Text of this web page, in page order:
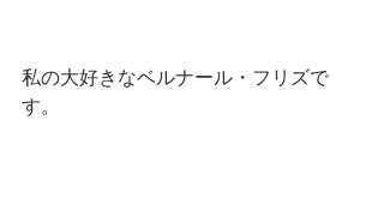
私の大好きなベルナール・フリズで
す。